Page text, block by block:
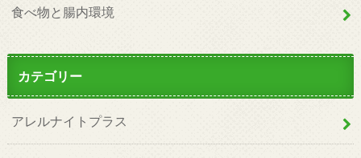
食べ物と腸内環境
カテゴリー
アレルナイトプラス